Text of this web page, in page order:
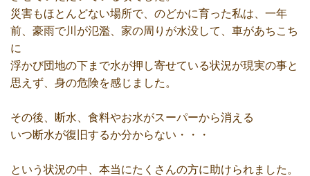
災害もほとんどない場所で、のどかに育った私は、一年
前、豪雨で川が氾濫、家の周りが水没して、車があちこち
に
浮かび団地の下まで水が押し寄せている状況が現実の事と
思えず、身の危険を感じました。
その後、断水、食料やお水がスーパーから消える
いつ断水が復旧するか分からない・・・
という状況の中、本当にたくさんの方に助けられました。